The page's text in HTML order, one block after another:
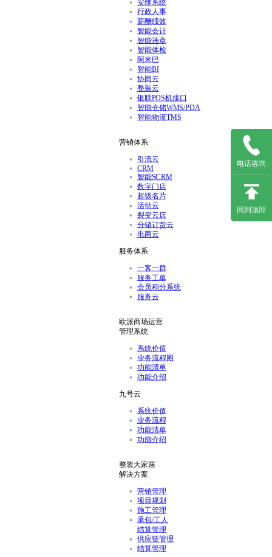
电话咨询
回到顶部
安维系统
行政人事
薪酬绩效
智能会计
智能违章
智能体检
阿米巴
智能BI
协同云
整装云
银联POS机接口
智能仓储WMS/PDA
智能物流TMS
营销体系
引流云
CRM
智能SCRM
数字门店
超级名片
活动云
裂变云店
分销订货云
电商云
服务体系
一客一群
服务工单
会员积分系统
服务云
欧派商场运营
管理系统
系统价值
业务流程图
功能清单
功能介绍
九号云
系统价值
业务流程
功能清单
功能介绍
整装大家居
解决方案
营销管理
项目规划
施工管理
承包/工人
结算管理
供应链管理
结算管理